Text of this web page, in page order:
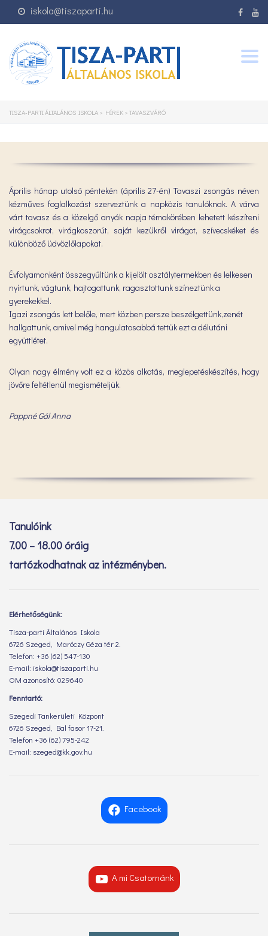
iskola@tiszaparti.hu
TISZA-PARTI ÁLTALÁNOS ISKOLA > HÍREK > TAVASZVÁRÓ
Április hónap utolsó péntekén (április 27-én) Tavaszi zsongás néven
kézműves foglalkozást szerveztünk a napközis tanulóknak. A várva
várt tavasz és a közelgő anyák napja témakörében lehetett készíteni
virágcsokrot, virágkoszorút, saját kezükről virágot, szívecskéket és
különböző üdvözlőlapokat.
Évfolyamonként összegyűltünk a kijelölt osztálytermekben és lelkesen
nyírtunk, vágtunk, hajtogattunk, ragasztottunk színeztünk a
gyerekekkel.
Igazi zsongás lett belőle, mert közben persze beszélgettünk,zenét
hallgattunk, amivel még hangulatosabbá tettük ezt a délutáni
együttlétet.
Olyan nagy élmény volt ez a közös alkotás, meglepetéskészítés, hogy
jövőre feltétlenül megismételjük.
Pappné Gál Anna
Tanulóink
7.00 – 18.00 óráig
tartózkodhatnak az intézményben.
Elérhetőségünk:
Tisza-parti Általános Iskola
6726 Szeged, Maróczy Géza tér 2.
Telefon: +36 (62) 547-130
E-mail: iskola@tiszaparti.hu
OM azonosító: 029640
Fenntartó:
Szegedi Tankerületi Központ
6726 Szeged, Bal fasor 17-21.
Telefon +36 (62) 795-242
E-mail: szeged@kk.gov.hu
Facebook
A mi Csatornánk